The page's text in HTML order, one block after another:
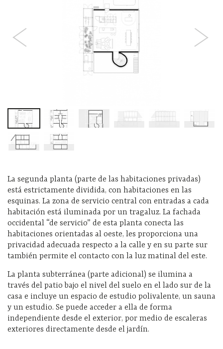
La segunda planta (parte de las habitaciones privadas)
está estrictamente dividida, con habitaciones en las
esquinas. La zona de servicio central con entradas a cada
habitación está iluminada por un tragaluz. La fachada
occidental “de servicio” de esta planta conecta las
habitaciones orientadas al oeste, les proporciona una
privacidad adecuada respecto a la calle y en su parte sur
también permite el contacto con la luz matinal del este.
La planta subterránea (parte adicional) se ilumina a
través del patio bajo el nivel del suelo en el lado sur de la
casa e incluye un espacio de estudio polivalente, un sauna
y un estudio. Se puede acceder a ella de forma
independiente desde el exterior, por medio de escaleras
exteriores directamente desde el jardín.